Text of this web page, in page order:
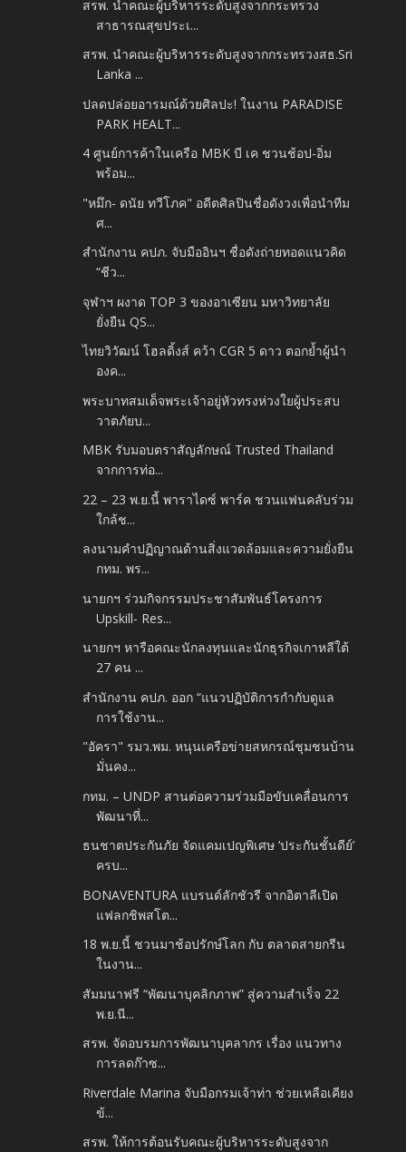
สรพ. นำคณะผู้บริหารระดับสูงจากกระทรวง
สาธารณสุขประเ...
สรพ. นำคณะผู้บริหารระดับสูงจากกระทรวงสธ.Sri
Lanka ...
ปลดปล่อยอารมณ์ด้วยศิลปะ! ในงาน PARADISE
PARK HEALT...
4 ศูนย์การค้าในเครือ MBK บี เค ชวนช้อป-อิ่ม
พร้อม...
"หมึก- ดนัย ทวีโภค" อดีตศิลปินชื่อดังวงเพื่อนำทีม
ศ...
สำนักงาน คปภ. จับมืออินฯ ชื่อดังถ่ายทอดแนวคิด
“ชีว...
จุฬาฯ ผงาด TOP 3 ของอาเซียน มหาวิทยาลัย
ยั่งยืน QS...
ไทยวิวัฒน์ โฮลดิ้งส์ คว้า CGR 5 ดาว ตอกย้ำผู้นำ
องค...
พระบาทสมเด็จพระเจ้าอยู่หัวทรงห่วงใยผู้ประสบ
วาตภัยบ...
MBK รับมอบตราสัญลักษณ์ Trusted Thailand
จากการท่อ...
22 – 23 พ.ย.นี้ พาราไดซ์ พาร์ค ชวนแฟนคลับร่วม
ใกล้ช...
ลงนามคำปฏิญาณด้านสิ่งแวดล้อมและความยั่งยืน
กทม. พร...
นายกฯ ร่วมกิจกรรมประชาสัมพันธ์โครงการ
Upskill- Res...
นายกฯ หารือคณะนักลงทุนและนักธุรกิจเกาหลีใต้
27 คน ...
สำนักงาน คปภ. ออก “แนวปฏิบัติการกำกับดูแล
การใช้งาน...
"อัครา" รมว.พม. หนุนเครือข่ายสหกรณ์ชุมชนบ้าน
มั่นคง...
กทม. – UNDP สานต่อความร่วมมือขับเคลื่อนการ
พัฒนาที่...
ธนชาตประกันภัย จัดแคมเปญพิเศษ ‘ประกันชั้นดีย์’
ครบ...
BONAVENTURA แบรนด์ลักชัวรี จากอิตาลีเปิด
แฟลกชิพสโต...
18 พ.ย.นี้ ชวนมาช้อปรักษ์โลก กับ ตลาดสายกรีน
ในงาน...
สัมมนาฟรี “พัฒนาบุคลิกภาพ” สู่ความสำเร็จ 22
พ.ย.นี...
สรพ. จัดอบรมการพัฒนาบุคลากร เรื่อง แนวทาง
การลดก๊าซ...
Riverdale Marina จับมือกรมเจ้าท่า ช่วยเหลือเคียง
ข้...
สรพ. ให้การต้อนรับคณะผู้บริหารระดับสูงจาก